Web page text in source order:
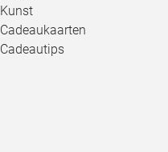
Kunst
Cadeaukaarten
Cadeautips